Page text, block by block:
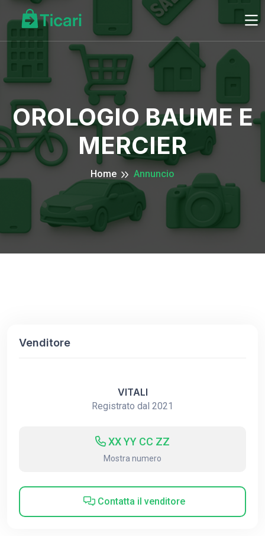
OROLOGIO BAUME E
MERCIER
Home Annuncio
Venditore
VITALI
Registrato dal 2021
XX YY CC ZZ
Mostra numero
Contatta il venditore